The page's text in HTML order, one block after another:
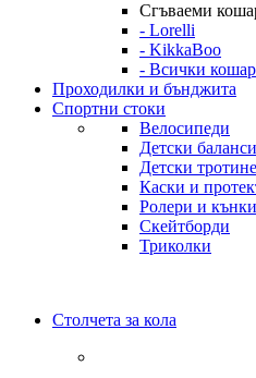
Сгъваеми
- Lorelli
- KikkaBoo
- Всички
Проходилки и бънджита
Спортни стоки
Велосипеди
Детски
Детски
Каски и
Ролери и кънки
Скейтборди
Триколки
Столчета за кола